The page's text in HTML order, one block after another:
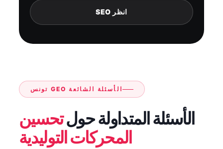
انظر SEO
الأسئلة الشائعة GEO تونس
الأسئلة المتداولة حولتحسين
المحركات التوليدية